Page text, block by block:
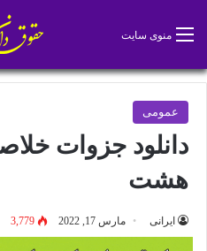
منوی سایت
عمومی
دانلود جزوات
هشت
ایرانی مارس 17, 2022 3,779